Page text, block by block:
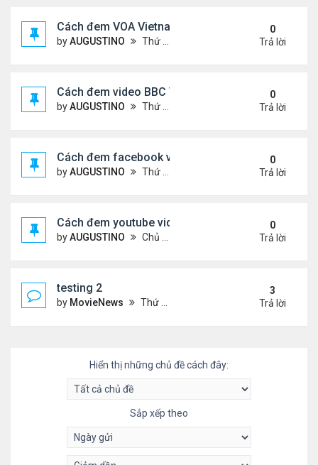
Cách đem VOA Vietnamese vào diễn đàn
byAUGUSTINO Thứ 5 Tháng 10 15, 2020 11:08 am
0
Trả lời
Cách đem video BBC Việt vào diễn đàn
byAUGUSTINO Thứ 5 Tháng 10 15, 2020 10:34 am
0
Trả lời
Cách đem facebook video vào diễn đàn
byAUGUSTINO Thứ 4 Tháng 10 14, 2020 10:42 pm
0
Trả lời
Cách đem youtube video vào diễn đàn
byAUGUSTINO Chủ nhật Tháng 10 11, 2020 8:50 pm
0
Trả lời
testing 2
by MovieNews Thứ 4 Tháng 10 14, 2020 10:16 pm
3
Trả lời
Hiển thị những chủ đề cách đây:
Sắp xếp theo